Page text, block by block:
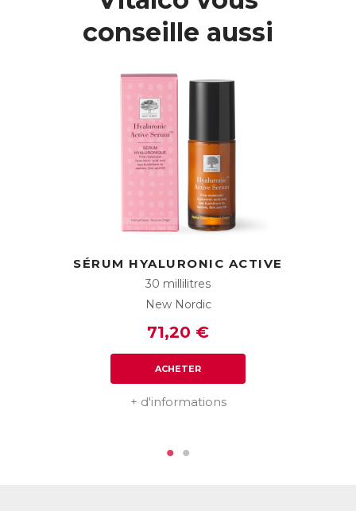
conseille aussi
SÉRUM HYALURONIC ACTIVE
30 millilitres
New Nordic
71,20 €
ACHETER
+ d'informations